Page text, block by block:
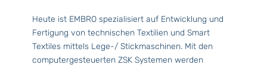
Heute ist EMBRO spezialisiert auf Entwicklung und
Fertigung von technischen Textilien und Smart
Textiles mittels Lege-/ Stickmaschinen. Mit den
computergesteuerten ZSK Systemen werden